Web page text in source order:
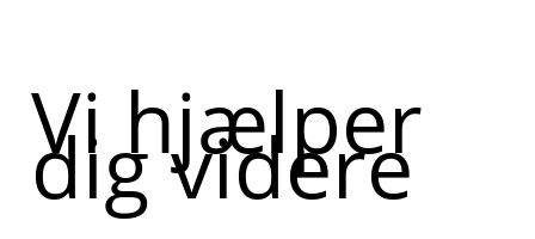
Vi hjælper
dig videre